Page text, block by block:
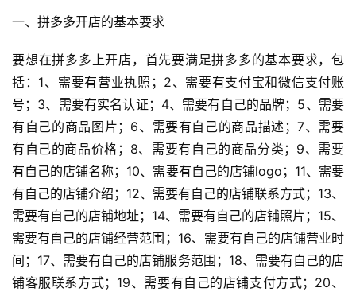
一、拼多多开店的基本要求
要想在拼多多上开店，首先要满足拼多多的基本要求，包
括：1、需要有营业执照；2、需要有支付宝和微信支付账
号；3、需要有实名认证；4、需要有自己的品牌；5、需要
有自己的商品图片；6、需要有自己的商品描述；7、需要
有自己的商品价格；8、需要有自己的商品分类；9、需要
有自己的店铺名称；10、需要有自己的店铺logo；11、需要
有自己的店铺介绍；12、需要有自己的店铺联系方式；13、
需要有自己的店铺地址；14、需要有自己的店铺照片；15、
需要有自己的店铺经营范围；16、需要有自己的店铺营业时
间；17、需要有自己的店铺服务范围；18、需要有自己的店
铺客服联系方式；19、需要有自己的店铺支付方式；20、